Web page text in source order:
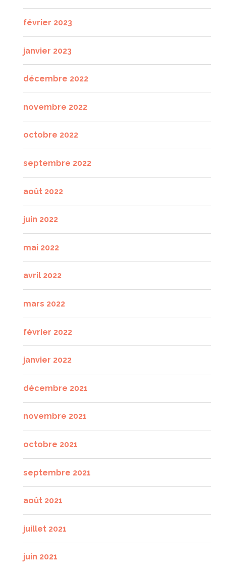
février 2023
janvier 2023
décembre 2022
novembre 2022
octobre 2022
septembre 2022
août 2022
juin 2022
mai 2022
avril 2022
mars 2022
février 2022
janvier 2022
décembre 2021
novembre 2021
octobre 2021
septembre 2021
août 2021
juillet 2021
juin 2021